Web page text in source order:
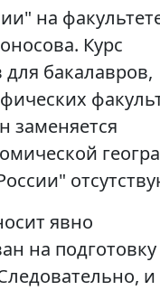
на
Курс
бакалавров,
заменяется
явно
на подготовку
и